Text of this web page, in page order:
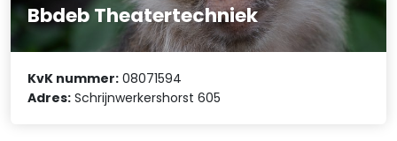
Bbdeb Theatertechniek
KvK nummer: 08071594
Adres: Schrijnwerkershorst 605